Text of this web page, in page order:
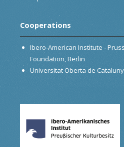
Cooperations
Ibero-American Institute -
Foundation, Berlin
Universitat Oberta de